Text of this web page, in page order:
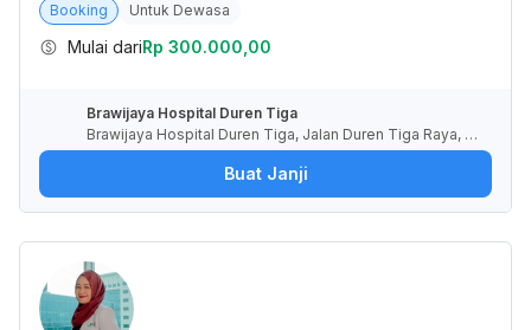
Booking
Untuk Dewasa
Mulai dariRp 300.000,00
Brawijaya Hospital Duren Tiga
Brawijaya Hospital Duren Tiga, Jalan Duren Tiga Raya, R
T.1/RW.1, Pancoran, Kota Jakarta Selatan, Daerah Khusus
Ibukota Jakarta, Indonesia
Buat Janji